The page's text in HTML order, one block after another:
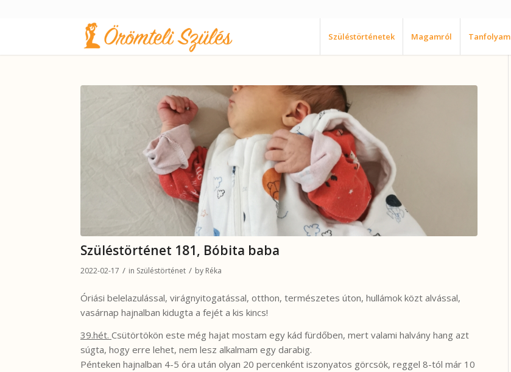
Szüléstörténetek Magamról Tanfolyam
Szüléstörténet 181, Bóbita baba
2022-02-17 / in Szüléstörténet / by Réka
Óriási belelazulással, virágnyitogatással, otthon, természetes úton, hullámok közt alvással,
vasárnap hajnalban kidugta a fejét a kis kincs!
39.hét. Csütörtökön este még hajat mostam egy kád fürdőben, mert valami halvány hang azt
súgta, hogy erre lehet, nem lesz alkalmam egy darabig.
Pénteken hajnalban 4-5 óra után olyan 20 percenként iszonyatos görcsök, reggel 8-tól már 10